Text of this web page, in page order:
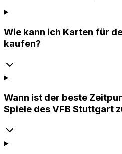
Wie kann ich Karten für
kaufen?
Wann ist der beste
Spiele des VFB Stuttgart